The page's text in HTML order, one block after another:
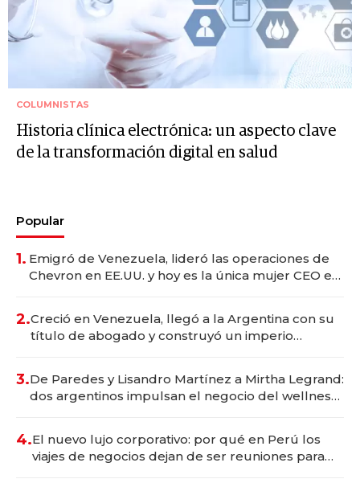
COLUMNISTAS
Historia clínica electrónica: un aspecto clave
de la transformación digital en salud
Popular
1. Emigró de Venezuela, lideró las operaciones de
Chevron en EE.UU. y hoy es la única mujer CEO en
2.Creció en Venezuela, llegó a la Argentina con su
título de abogado y construyó un imperio
3.De Paredes y Lisandro Martínez a Mirtha Legrand:
dos argentinos impulsan el negocio del wellness
4.El nuevo lujo corporativo: por qué en Perú los
viajes de negocios dejan de ser reuniones para